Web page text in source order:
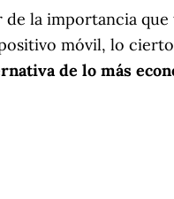
la importancia que
móvil, lo
de lo más